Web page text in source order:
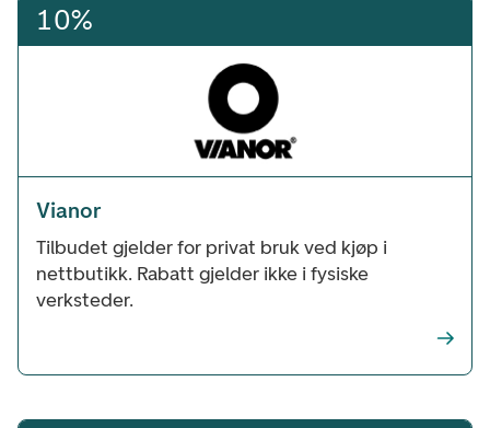
10%
Vianor
Tilbudet gjelder for privat bruk ved kjøp i
nettbutikk. Rabatt gjelder ikke i fysiske
verksteder.